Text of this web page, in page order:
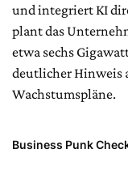
und integriert KI
plant das
etwa sechs
deutlicher Hinweis
Wachstumspläne.
Business Punk